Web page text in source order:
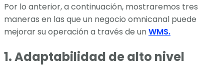
Por lo anterior, a continuación, mostraremos tres
maneras en las que un negocio omnicanal puede
mejorar su operación a través de unWMS.
1. Adaptabilidad de alto nivel